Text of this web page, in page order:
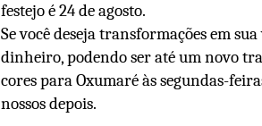
festejo é 24 de agosto.
Se você deseja transformações em
dinheiro, podendo ser até um novo
cores para Oxumaré às segundas-
nossos depois.